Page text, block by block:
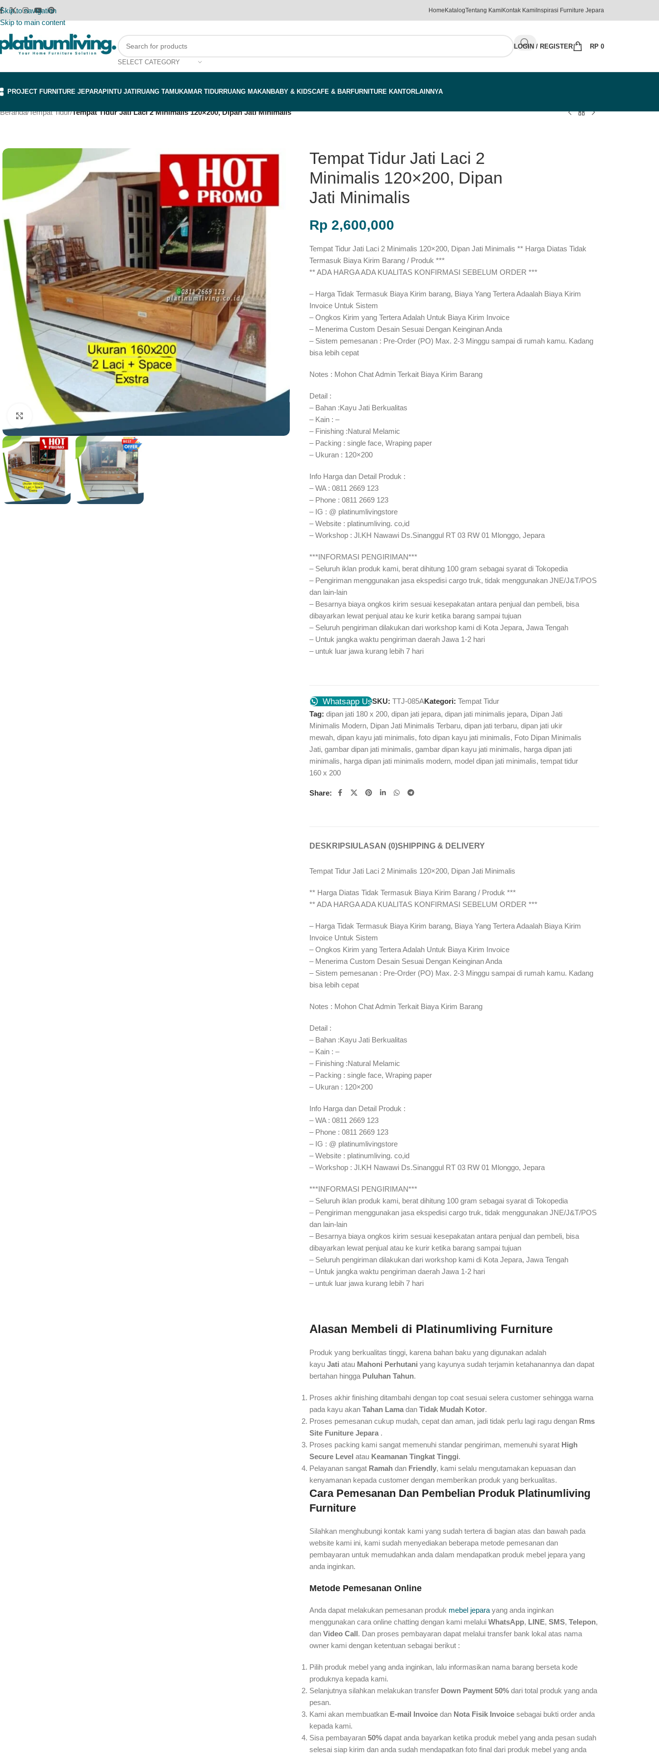
Skip to navigation
Skip to main content
Home KatalogTentang Kami Kontak Kami Inspirasi Furniture Jepara
SELECT CATEGORY
LOGIN / REGISTER RP 0
PROJECT FURNITURE JEPARAPINTU JATI RUANG TAMUKAMAR TIDURRUANG MAKAN BABY & KIDSCAFE & BARFURNITURE KANTORLAINNYA
Beranda/Tempat Tidur/Tempat Tidur Jati Laci 2 Minimalis 120×200, Dipan Jati Minimalis
Click to enlarge
Tempat Tidur Jati Laci 2
Minimalis 120×200, Dipan
Jati Minimalis
Rp 2,600,000
Tempat Tidur Jati Laci 2 Minimalis 120×200, Dipan Jati Minimalis ** Harga Diatas Tidak
Termasuk Biaya Kirim Barang / Produk ***
** ADA HARGA ADA KUALITAS KONFIRMASI SEBELUM ORDER ***
– Harga Tidak Termasuk Biaya Kirim barang, Biaya Yang Tertera Adaalah Biaya Kirim
Invoice Untuk Sistem
– Ongkos Kirim yang Tertera Adalah Untuk Biaya Kirim Invoice
– Menerima Custom Desain Sesuai Dengan Keinginan Anda
– Sistem pemesanan : Pre-Order (PO) Max. 2-3 Minggu sampai di rumah kamu. Kadang
bisa lebih cepat⁣⁣
Notes : Mohon Chat Admin Terkait Biaya Kirim Barang
Detail :
– Bahan :Kayu Jati Berkualitas
– Kain : –
– Finishing :Natural Melamic
– Packing : single face, Wraping paper
– Ukuran : 120×200
Info Harga dan Detail Produk :
– WA : 0811 2669 123
– Phone : 0811 2669 123
– IG : @ platinumlivingstore
– Website : platinumliving. co,id
– Workshop : Jl.KH Nawawi Ds.Sinanggul RT 03 RW 01 Mlonggo, Jepara
***INFORMASI PENGIRIMAN***
– Seluruh iklan produk kami, berat dihitung 100 gram sebagai syarat di Tokopedia
– Pengiriman menggunakan jasa ekspedisi cargo truk, tidak menggunakan JNE/J&T/POS
dan lain-lain
– Besarnya biaya ongkos kirim sesuai kesepakatan antara penjual dan pembeli, bisa
dibayarkan lewat penjual atau ke kurir ketika barang sampai tujuan
– Seluruh pengiriman dilakukan dari workshop kami di Kota Jepara, Jawa Tengah
– Untuk jangka waktu pengiriman daerah Jawa 1-2 hari
– untuk luar jawa kurang lebih 7 hari
Whatsapp UsSKU:TTJ-085AKategori: Tempat Tidur
Tag: dipan jati 180 x 200, dipan jati jepara, dipan jati minimalis jepara, Dipan Jati
Minimalis Modern, Dipan Jati Minimalis Terbaru, dipan jati terbaru, dipan jati ukir
mewah, dipan kayu jati minimalis, foto dipan kayu jati minimalis, Foto Dipan Minimalis
Jati, gambar dipan jati minimalis, gambar dipan kayu jati minimalis, harga dipan jati
minimalis, harga dipan jati minimalis modern, model dipan jati minimalis, tempat tidur
160 x 200
Share:
DESKRIPSI ULASAN (0)SHIPPING & DELIVERY
Tempat Tidur Jati Laci 2 Minimalis 120×200, Dipan Jati Minimalis
** Harga Diatas Tidak Termasuk Biaya Kirim Barang / Produk ***
** ADA HARGA ADA KUALITAS KONFIRMASI SEBELUM ORDER ***
– Harga Tidak Termasuk Biaya Kirim barang, Biaya Yang Tertera Adaalah Biaya Kirim
Invoice Untuk Sistem
– Ongkos Kirim yang Tertera Adalah Untuk Biaya Kirim Invoice
– Menerima Custom Desain Sesuai Dengan Keinginan Anda
– Sistem pemesanan : Pre-Order (PO) Max. 2-3 Minggu sampai di rumah kamu. Kadang
bisa lebih cepat⁣⁣
Notes : Mohon Chat Admin Terkait Biaya Kirim Barang
Detail :
– Bahan :Kayu Jati Berkualitas
– Kain : –
– Finishing :Natural Melamic
– Packing : single face, Wraping paper
– Ukuran : 120×200
Info Harga dan Detail Produk :
– WA : 0811 2669 123
– Phone : 0811 2669 123
– IG : @ platinumlivingstore
– Website : platinumliving. co,id
– Workshop : Jl.KH Nawawi Ds.Sinanggul RT 03 RW 01 Mlonggo, Jepara
***INFORMASI PENGIRIMAN***
– Seluruh iklan produk kami, berat dihitung 100 gram sebagai syarat di Tokopedia
– Pengiriman menggunakan jasa ekspedisi cargo truk, tidak menggunakan JNE/J&T/POS
dan lain-lain
– Besarnya biaya ongkos kirim sesuai kesepakatan antara penjual dan pembeli, bisa
dibayarkan lewat penjual atau ke kurir ketika barang sampai tujuan
– Seluruh pengiriman dilakukan dari workshop kami di Kota Jepara, Jawa Tengah
– Untuk jangka waktu pengiriman daerah Jawa 1-2 hari
– untuk luar jawa kurang lebih 7 hari
Alasan Membeli di Platinumliving Furniture
Produk yang berkualitas tinggi, karena bahan baku yang digunakan adalah
kayu Jati atau Mahoni Perhutani yang kayunya sudah terjamin ketahanannya dan dapat
bertahan hingga Puluhan Tahun.
Proses akhir finishing ditambahi dengan top coat sesuai selera customer sehingga warna
pada kayu akan Tahan Lama dan Tidak Mudah Kotor.
Proses pemesanan cukup mudah, cepat dan aman, jadi tidak perlu lagi ragu dengan Rms
Site Funiture Jepara .
Proses packing kami sangat memenuhi standar pengiriman, memenuhi syarat High
Secure Level atau Keamanan Tingkat Tinggi.
Pelayanan sangat Ramah dan Friendly, kami selalu mengutamakan kepuasan dan
kenyamanan kepada customer dengan memberikan produk yang berkualitas.
Cara Pemesanan Dan Pembelian Produk Platinumliving
Furniture
Silahkan menghubungi kontak kami yang sudah tertera di bagian atas dan bawah pada
website kami ini, kami sudah menyediakan beberapa metode pemesanan dan
pembayaran untuk memudahkan anda dalam mendapatkan produk mebel jepara yang
anda inginkan.
Metode Pemesanan Online
Anda dapat melakukan pemesanan produk mebel jepara yang anda inginkan
menggunakan cara online chatting dengan kami melalui WhatsApp, LINE, SMS, Telepon,
dan Video Call. Dan proses pembayaran dapat melalui transfer bank lokal atas nama
owner kami dengan ketentuan sebagai berikut :
Pilih produk mebel yang anda inginkan, lalu informasikan nama barang berseta kode
produknya kepada kami.
Selanjutnya silahkan melakukan transfer Down Payment 50% dari total produk yang anda
pesan.
Kami akan membuatkan E-mail Invoice dan Nota Fisik Invoice sebagai bukti order anda
kepada kami.
Sisa pembayaran 50% dapat anda bayarkan ketika produk mebel yang anda pesan sudah
selesai siap kirim dan anda sudah mendapatkan foto final dari produk mebel yang anda